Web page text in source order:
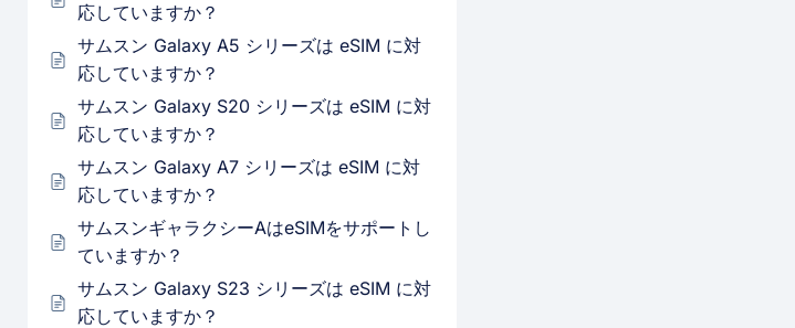
応していますか？
サムスン Galaxy A5 シリーズは eSIM に対
応していますか？
サムスン Galaxy S20 シリーズは eSIM に対
応していますか？
サムスン Galaxy A7 シリーズは eSIM に対
応していますか？
サムスンギャラクシーAはeSIMをサポートし
ていますか？
サムスン Galaxy S23 シリーズは eSIM に対
応していますか？